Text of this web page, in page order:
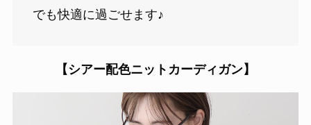
でも快適に過ごせます♪
【シアー配色ニットカーディガン】